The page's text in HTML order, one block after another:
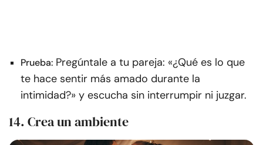
Prueba: Pregúntale a tu pareja: «¿Qué es lo que
te hace sentir más amado durante la
intimidad?» y escucha sin interrumpir ni juzgar.
14. Crea un ambiente